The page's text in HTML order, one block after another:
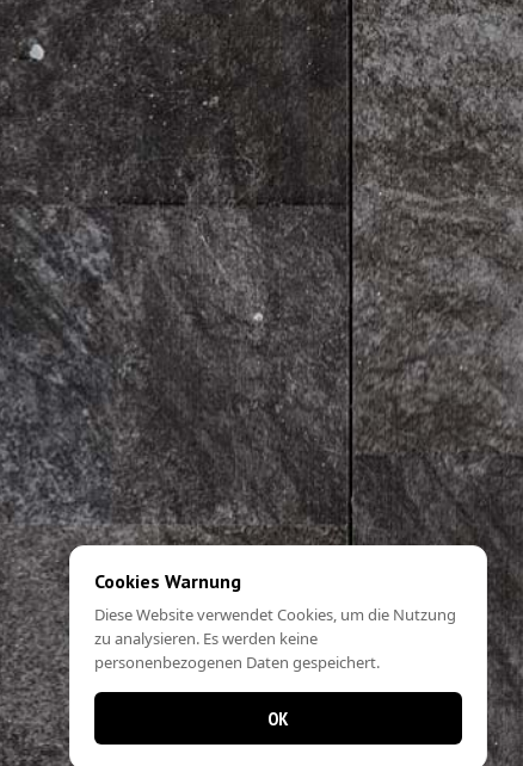
Cookies Warnung
Diese Website verwendet Cookies, um die Nutzung
zu analysieren. Es werden keine
personenbezogenen Daten gespeichert.
OK